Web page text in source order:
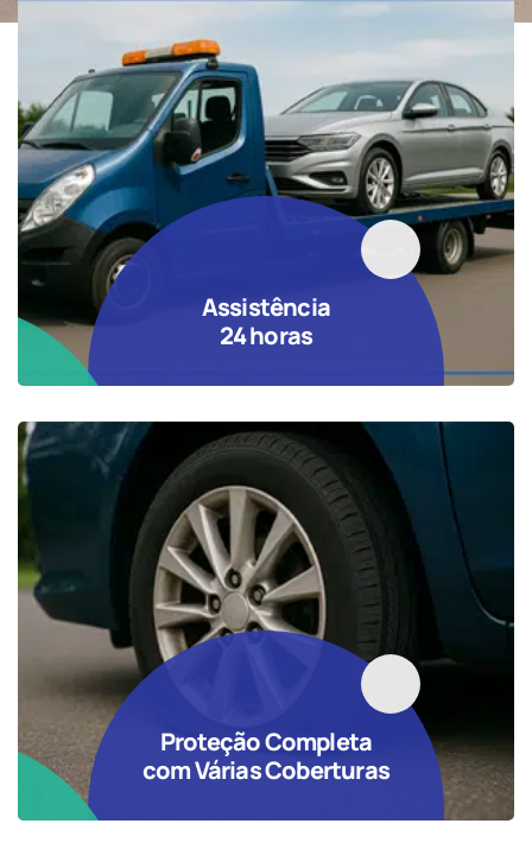
Assistência
24 horas
Proteção Completa
com Várias Coberturas